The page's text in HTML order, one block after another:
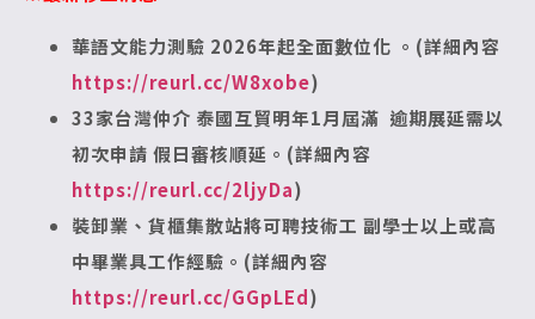
華語文能力測驗 2026年起全面數位化 。(詳細內容
https://reurl.cc/W8xobe)
33家台灣仲介 泰國互貿明年1月屆滿 逾期展延需以
初次申請 假日審核順延。(詳細內容
https://reurl.cc/2ljyDa)
裝卸業、貨櫃集散站將可聘技術工 副學士以上或高
中畢業具工作經驗。(詳細內容
https://reurl.cc/GGpLEd)